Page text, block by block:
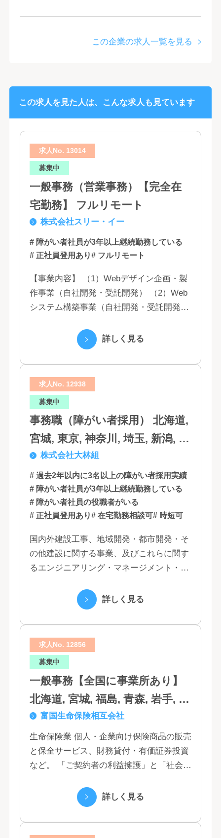
この企業の求人一覧を見る
この求人を見た人は、こんな求人も見ています
求人No. 13014
募集中
一般事務（営業事務）【完全在
宅勤務】 フルリモート
株式会社スリー・イー
# 障がい者社員が3年以上継続勤務している
# 正社員登用あり# フルリモート
【事業内容】 （1）Webデザイン企画・製
作事業（自社開発・受託開発） （2）Web
システム構築事業（自社開発・受託開発）
（5）営業代行業務 （6...詳しく見る
求人No. 12938
募集中
事務職（障がい者採用） 北海道,
宮城, 東京, 神奈川, 埼玉, 新潟, 愛
知, 大阪, 京都, 兵庫, 広島, 香川,
福岡
株式会社大林組
# 過去2年以内に3名以上の障がい者採用実績
# 障がい者社員が3年以上継続勤務している
# 障がい者社員の役職者がいる
# 正社員登用あり# 在宅勤務相談可 # 時短可
国内外建設工事、地域開発・都市開発・そ
の他建設に関する事業、及びこれらに関す
るエンジニアリング・マネージメント・コ
詳しく見る
求人No. 12856
募集中
一般事務【全国に事業所あり】
北海道, 宮城, 福島, 青森, 岩手, 秋
田, 山形, 東京, 神奈川, 千葉, 埼
玉, 茨城, 栃木, 群馬, 新潟, 石川,
富山, 福井, 長野, 山梨, 愛知, 静
岡, 三重, 岐阜, 大阪, 京都, 兵庫,
滋賀, 奈良, 和歌山, 広島, 岡山, 山
口, 鳥取, 島根, 香川, 愛媛, 徳島,
富国生命保険相互会社
生命保険業 個人・企業向け保険商品の販売
と保全サービス、財務貸付・有価証券投資
など。 「ご契約者の利益擁護」と「社会へ
づく「お客さま基点」をスローガンに掲
詳しく見る